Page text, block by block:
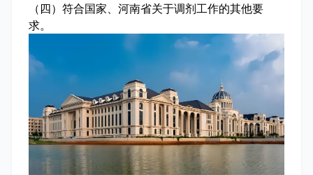
（四）符合国家、河南省关于调剂工作的其他要
求。